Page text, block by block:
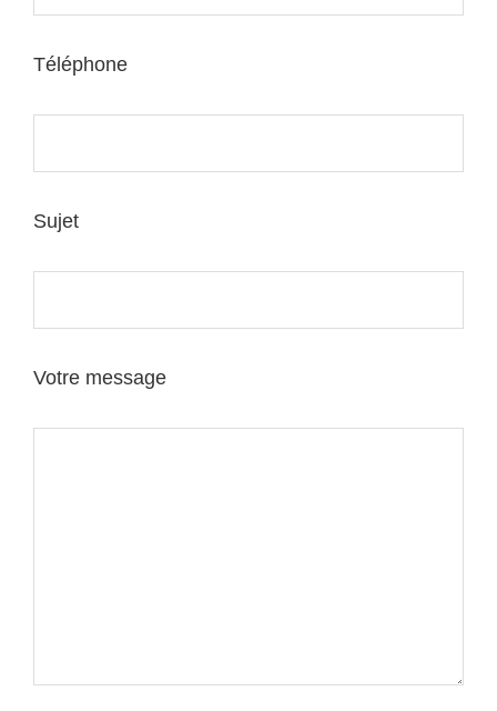
Please leave this field empty.
Téléphone
Sujet
Votre message